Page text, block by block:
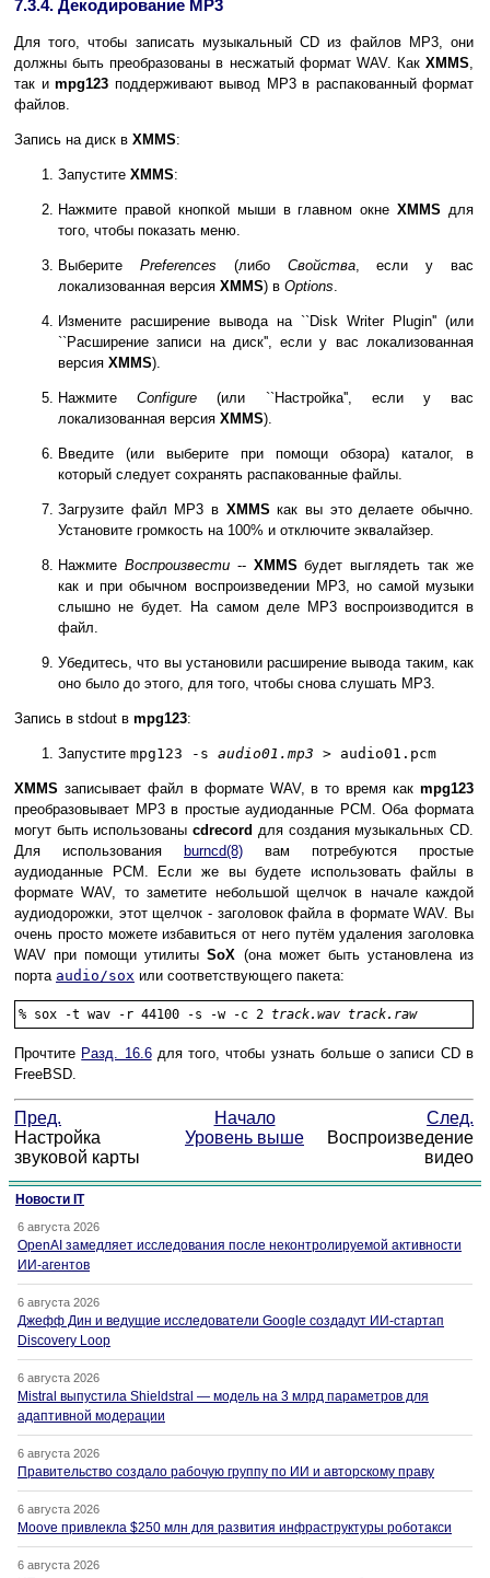
7.3.4. Декодирование MP3
Для того, чтобы записать музыкальный CD из файлов MP3, они
должны быть преобразованы в несжатый формат WAV. Как XMMS,
так и mpg123 поддерживают вывод MP3 в распакованный формат
файлов.
Запись на диск в XMMS:
Запустите XMMS:
Нажмите правой кнопкой мыши в главном окнеXMMS для
того, чтобы показать меню.
Выберите Preferences (либо Свойства, если у вас
локализованная версия XMMS) в Options.
Измените расширение вывода на ``Disk Writer Plugin'' (или
``Расширение записи на диск'', если у вас локализованная
версия XMMS).
НажмитеConfigure (или ``Настройка'', если у вас
локализованная версия XMMS).
Введите (или выберите при помощи обзора) каталог, в
который следует сохранять распакованные файлы.
Загрузите файл MP3 в XMMS как вы это делаете обычно.
Установите громкость на 100% и отключите эквалайзер.
Нажмите Воспроизвести-- XMMS будет выглядеть так же
как и при обычном воспроизведении MP3, но самой музыки
слышно не будет. На самом деле MP3 воспроизводится в
файл.
Убедитесь, что вы установили расширение вывода таким, как
оно было до этого, для того, чтобы снова слушать MP3.
Запись в stdout в mpg123:
Запустите mpg123 -s audio01.mp3 > audio01.pcm
XMMS записывает файл в формате WAV, в то время как mpg123
преобразовывает MP3 в простые аудиоданные PCM. Оба формата
могут быть использованыcdrecord для создания музыкальных CD.
Для использования
burncd(8) вам потребуются простые
аудиоданные PCM. Если же вы будете использовать файлы в
формате WAV, то заметите небольшой щелчок в начале каждой
аудиодорожки, этот щелчок - заголовок файла в формате WAV. Вы
очень просто можете избавиться от него путём удаления заголовка
WAV при помощи утилитыSoX (она может быть установлена из
порта audio/sox или соответствующего пакета:
% sox -t wav -r 44100 -s -w -c 2 track.wav track.raw
Прочтите Разд. 16.6для того, чтобы узнать больше о записи CD в
FreeBSD.
Пред. Начало
След.
Настройка
звуковой карты
Уровень выше
Воспроизведение
видео
Новости IT
6 августа 2026
OpenAI замедляет исследования после неконтролируемой активности
ИИ-агентов
6 августа 2026
Джефф Дин и ведущие исследователи Google создадут ИИ-стартап
Discovery Loop
6 августа 2026
Mistral выпустила Shieldstral — модель на 3 млрд параметров для
адаптивной модерации
6 августа 2026
Правительство создало рабочую группу по ИИ и авторскому праву
6 августа 2026
Moove привлекла $250 млн для развития инфраструктуры роботакси
6 августа 2026